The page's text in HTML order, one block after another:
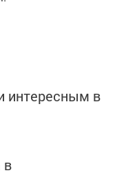
интересным в
в